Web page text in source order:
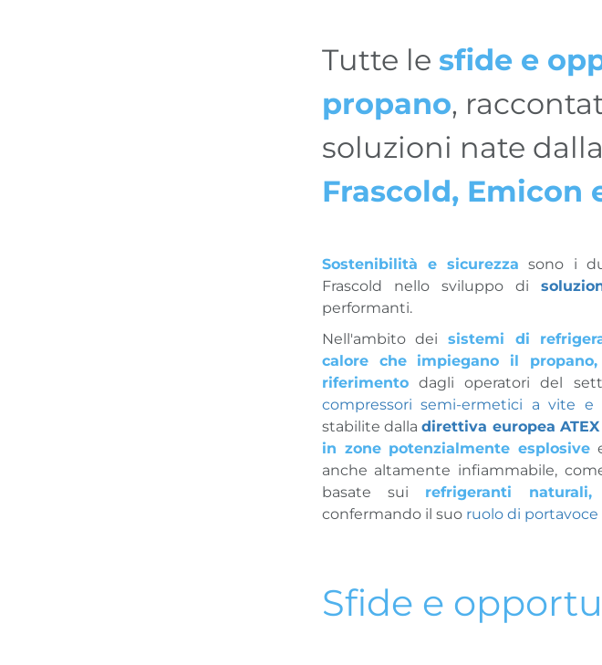
Tutte le sfide e
propano,
soluzioni nate
Frascold, Emicon
Sostenibilità e sicurezza sono i
Frascold nello sviluppo di
performanti.
Nell'ambito deisistemi di
calore che impiegano il propano,
riferimentodagli operatori del
compressori semi-ermetici a vite e
stabilite dalladirettiva europea ATEX
in zone potenzialmente esplosive
anche altamente infiammabile,
basate sui refrigeranti naturali,
confermando il suo ruolo di
Sfide e